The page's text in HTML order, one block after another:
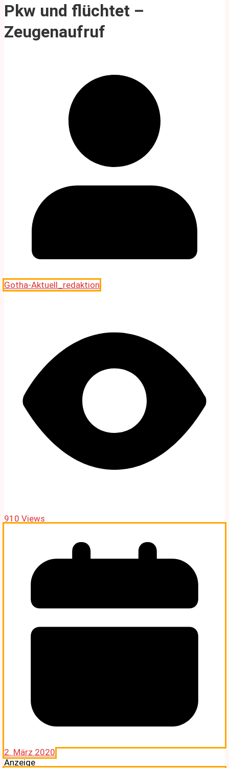
Pkw und flüchtet –
Zeugenaufruf
Gotha-Aktuell_redaktion
910 Views
2. März 2020
Anzeige